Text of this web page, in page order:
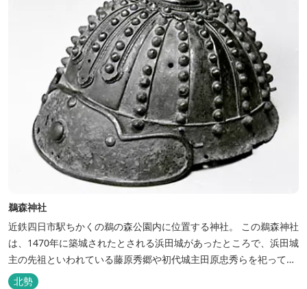
鵜森神社
近鉄四日市駅ちかくの鵜の森公園内に位置する神社。 この鵜森神社
は、1470年に築城されたとされる浜田城があったところで、浜田城
主の先祖といわれている藤原秀郷や初代城主田原忠秀らを祀ってい
る。 保管されている十六間四方白星兜鉢は、国の重要文化財に指定
北勢